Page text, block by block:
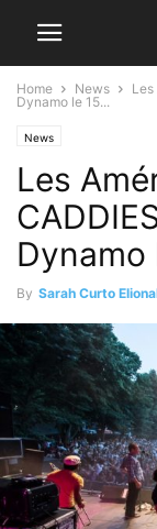
Home News
Dynamo le 15...
News
Les
Dynamo
By Sarah Curto